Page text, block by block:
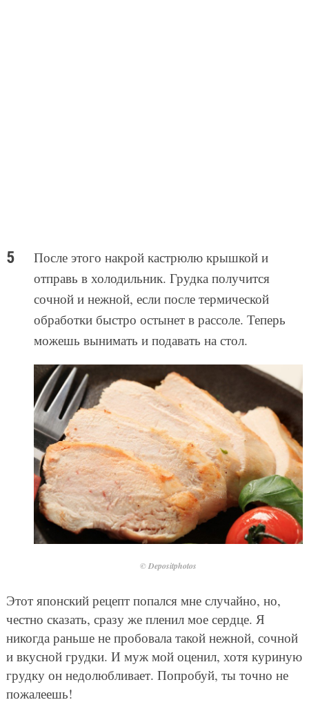
После этого накрой кастрюлю крышкой и
отправь в холодильник. Грудка получится
сочной и нежной, если после термической
обработки быстро остынет в рассоле. Теперь
можешь вынимать и подавать на стол.
© Depositphotos
Этот японский рецепт попался мне случайно, но,
честно сказать, сразу же пленил мое сердце. Я
никогда раньше не пробовала такой нежной, сочной
и вкусной грудки. И муж мой оценил, хотя куриную
грудку он недолюбливает. Попробуй, ты точно не
пожалеешь!